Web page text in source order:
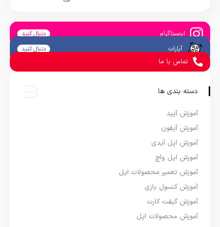
اینستاگرام دنبال کنید
آپارات دنبال کنید
تماس با ما
دسته بندی ها
آموزش آیپد
آموزش آیفون
آموزش اپل آیدی
آموزش اپل واچ
آموزش تعمیر محصولات اپل
آموزش کنسول بازی
آموزش گیفت کارت
آموزش محصولات اپل